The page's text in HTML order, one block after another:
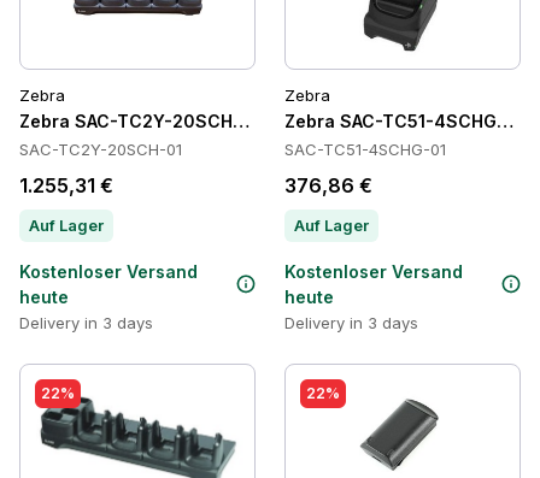
Zebra
Zebra SAC-TC2Y-20SCH-01 Batteries
SAC-TC2Y-20SCH-01
1.255,31 €
Auf Lager
Kostenloser Versand
heute
Delivery in 3 days
Zebra
Zebra SAC-TC51-4SCHG-01
SAC-TC51-4SCHG-01
376,86 €
Auf Lager
Kostenloser Versand
heute
Delivery in 3 days
22% 22%